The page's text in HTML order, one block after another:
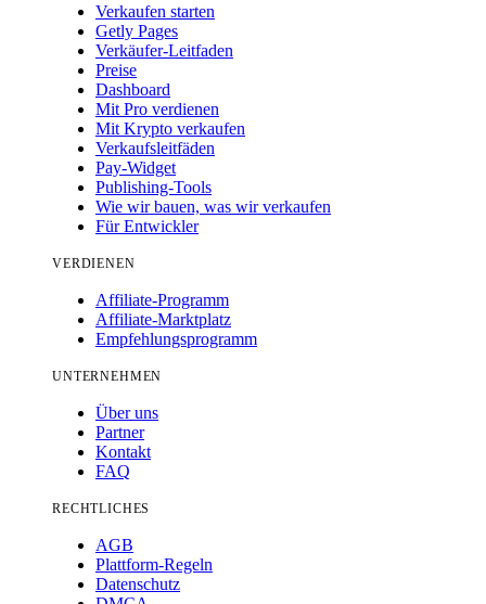
Verkaufen starten
Getly Pages
Verkäufer-Leitfaden
Preise
Dashboard
Mit Pro verdienen
Mit Krypto verkaufen
Verkaufsleitfäden
Pay-Widget
Publishing-Tools
Wie wir bauen, was wir verkaufen
Für Entwickler
VERDIENEN
Affiliate-Programm
Affiliate-Marktplatz
Empfehlungsprogramm
UNTERNEHMEN
Über uns
Partner
Kontakt
FAQ
RECHTLICHES
AGB
Plattform-Regeln
Datenschutz